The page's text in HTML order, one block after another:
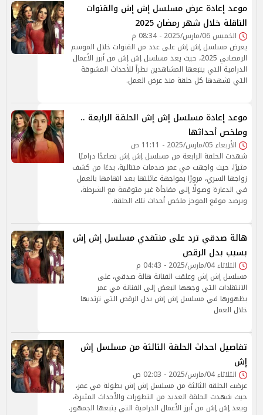
موعد إعادة عرض مسلسل إش إش والقنوات
الناقلة خلال شهر رمضان 2025
الخميس 06/مارس/2025 - 08:34 م
يعرض مسلسل إش إش على عدد من القنوات خلال الموسم
الرمضاني 2025، حيث يعد مسلسل إش إش من أبرز الأعمال
الدرامية التي يتبعها المشاهدين نظراً للأحداث المشوقة
التي تشهدها كل حلقة منذ عرض العمل.
موعد إعادة مسلسل إش إش الحلقة الرابعة ..
وملخص أحداثها
الأربعاء 05/مارس/2025 - 11:11 ص
شهدت الحلقة الرابعة من مسلسل إش إش تصاعدًا دراميًا
مثيرًا، حيث واجهت مي عمر صدمات متتالية، بدءًا من كشف
زواجها السري، مرورًا بمواجهة عائلتها بعد اتهامها بالعمل
في الدعارة وصولًا إلى مفاجأة غير متوقعة مع الشرطة،
ويرصد موقع الموجز ملخص أحداث تلك الحلقة.
هالة صدقي ترد على منتقدي مسلسل إش إش
بسبب بدل الرقص
الثلاثاء 04/مارس/2025 - 04:43 م
مسلسل إش إش وعلقت الفنانة هالة صدقي، على
الانتقادات التي وجهها البعض إلى الفنانة مي عمر
بظهورها في مسلسل إش إش بدل الرقص التي ترتديها
خلال العمل
تفاصيل احداث الحلقة الثالثة من مسلسل إش
إش
الثلاثاء 04/مارس/2025 - 02:03 ص
عرضت الحلقة الثالثة من مسلسل إش إش بطولة مي عمر،
حيث شهدت الحلقة العديد من التطورات والأحداث المثيرة،
ويعد إش إش من أبرز الأعمال الدرامية التي يتبعها الجمهور.